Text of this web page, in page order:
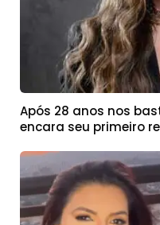
Após 28 anos nos
encara seu primeiro